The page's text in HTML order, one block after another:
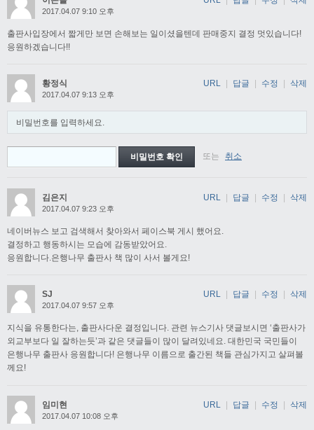
2017.04.07 9:10 오후
출판사입장에서 짧게만 보면 손해보는 일이셨을텐데 판매중지 결정 멋있습니다!
응원하겠습니다!!
황정식
2017.04.07 9:13 오후
비밀번호를 입력하세요.
또는 취소
URL 답글 수정 삭제
김은지
2017.04.07 9:23 오후
네이버뉴스 보고 검색해서 찾아와서 페이스북 게시 했어요.
결정하고 행동하시는 모습에 감동받았어요.
응원합니다.은행나무 출판사 책 많이 사서 볼게요!
URL | 답글 | 수정 | 삭제
SJ
2017.04.07 9:57 오후
지식을 유통한다는, 출판사다운 결정입니다. 관련 뉴스기사 댓글보시면 ‘출판사가
외교부보다 일 잘하는듯’과 같은 댓글들이 많이 달려있네요. 대한민국 국민들이
은행나무 출판사 응원합니다! 은행나무 이름으로 출간된 책들 관심가지고 살펴볼
께요!
URL 답글 수정 삭제
임미현
2017.04.07 10:08 오후
URL 답글 수정 삭제